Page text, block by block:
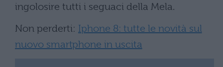
ingolosire tutti i seguaci della Mela.
Non perderti: Iphone 8: tutte le novità sul
nuovo smartphone in uscita